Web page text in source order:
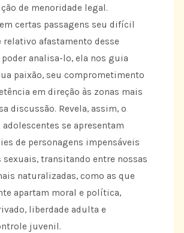
de menoridade legal.
certas passagens seu difícil
relativo afastamento desse
analisa-lo, ela nos guia
paixão, seu comprometimento
em direção às zonas mais
discussão. Revela, assim, o
se apresentam
de personagens impensáveis
transitando entre nossas
naturalizadas, como as que
apartam moral e política,
liberdade adulta e
juvenil.